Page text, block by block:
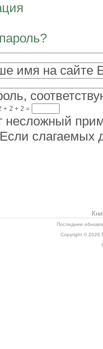
имя на сайте
+ 2 =
несложный
слагаемых
Последнее
Copyright © 2026